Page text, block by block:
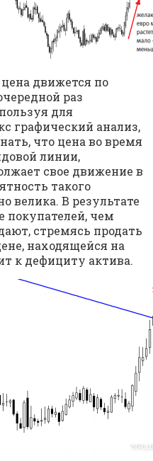
движется по
раз
для
графический анализ,
что цена во время
линии,
свое движение в
такого
велика. В результате
покупателей, чем
стремясь продать
находящейся на
к дефициту актива.